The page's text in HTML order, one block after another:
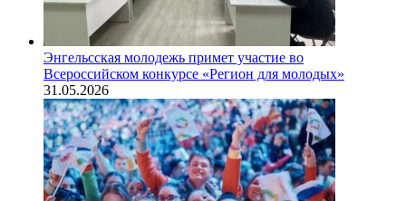
Энгельсская молодежь примет участие во
Всероссийском конкурсе «Регион для молодых»
31.05.2026